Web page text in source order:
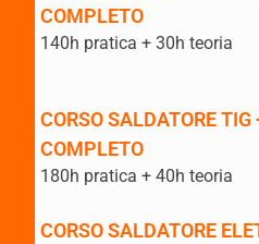
COMPLETO
140h pratica + 30h teoria
CORSO SALDATORE
COMPLETO
180h pratica + 40h teoria
CORSO SALDATORE